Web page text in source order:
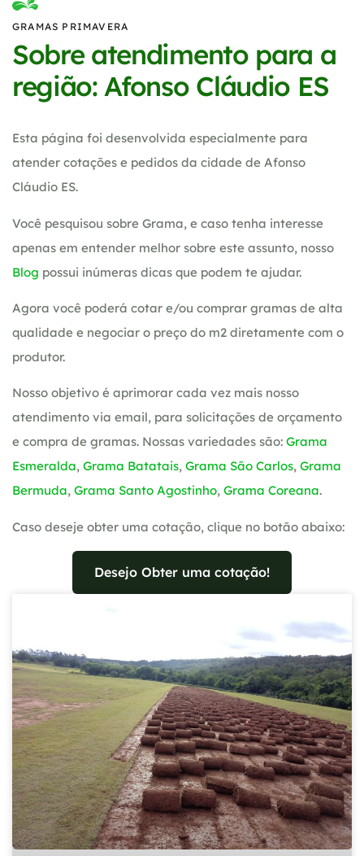
GRAMAS PRIMAVERA
Sobre atendimento para a
região: Afonso Cláudio ES
Esta página foi desenvolvida especialmente para
atender cotações e pedidos da cidade de Afonso
Cláudio ES.
Você pesquisou sobre Grama, e caso tenha interesse
apenas em entender melhor sobre este assunto, nosso
Blog possui inúmeras dicas que podem te ajudar.
Agora você poderá cotar e/ou comprar gramas de alta
qualidade e negociar o preço do m2 diretamente com o
produtor.
Nosso objetivo é aprimorar cada vez mais nosso
atendimento via email, para solicitações de orçamento
e compra de gramas. Nossas variedades são: Grama
Esmeralda, Grama Batatais, Grama São Carlos, Grama
Bermuda, Grama Santo Agostinho, Grama Coreana.
Caso deseje obter uma cotação, clique no botão abaixo:
Desejo Obter uma cotação!